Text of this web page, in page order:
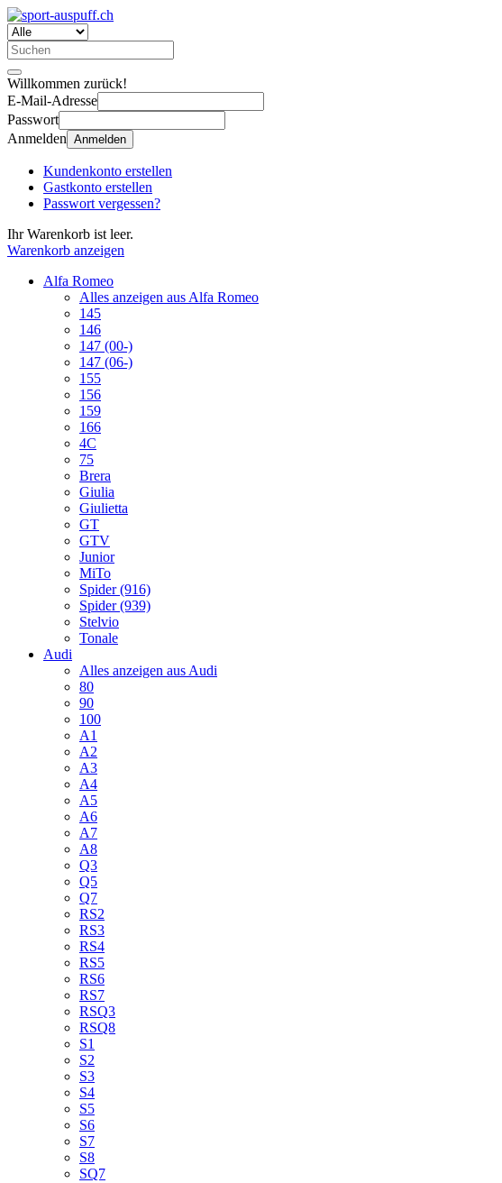
Willkommen zurück!
E-Mail-Adresse
Passwort
Anmelden Anmelden
Kundenkonto erstellen
Gastkonto erstellen
Passwort vergessen?
Ihr Warenkorb ist leer.
Warenkorb anzeigen
Alfa Romeo
Alles anzeigen aus Alfa Romeo
145
146
147 (00-)
147 (06-)
155
156
159
166
4C
75
Brera
Giulia
Giulietta
GT
GTV
Junior
MiTo
Spider (916)
Spider (939)
Stelvio
Tonale
Audi
Alles anzeigen aus Audi
80
90
100
A1
A2
A3
A4
A5
A6
A7
A8
Q3
Q5
Q7
RS2
RS3
RS4
RS5
RS6
RS7
RSQ3
RSQ8
S1
S2
S3
S4
S5
S6
S7
S8
SQ7